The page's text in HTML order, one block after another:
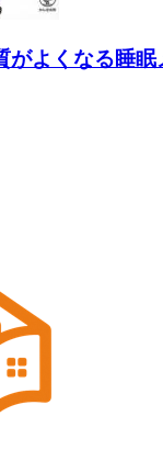
がよくなる睡眠